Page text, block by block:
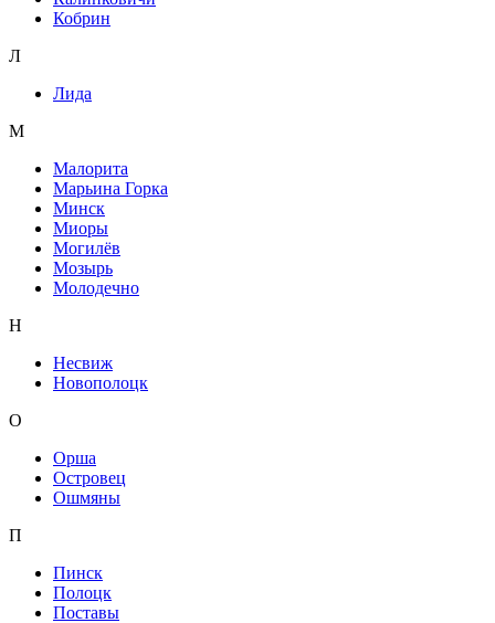
Кобрин
Л
Лида
М
Малорита
Марьина Горка
Минск
Миоры
Могилёв
Мозырь
Молодечно
Н
Несвиж
Новополоцк
О
Орша
Островец
Ошмяны
П
Пинск
Полоцк
Поставы